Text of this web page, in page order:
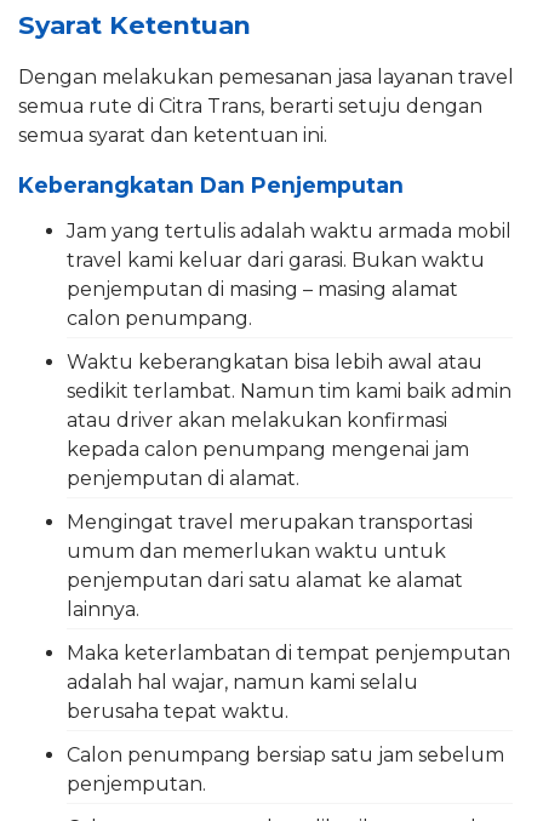
Syarat Ketentuan
Dengan melakukan pemesanan jasa layanan travel
semua rute di Citra Trans, berarti setuju dengan
semua syarat dan ketentuan ini.
Keberangkatan Dan Penjemputan
Jam yang tertulis adalah waktu armada mobil
travel kami keluar dari garasi. Bukan waktu
penjemputan di masing – masing alamat
calon penumpang.
Waktu keberangkatan bisa lebih awal atau
sedikit terlambat. Namun tim kami baik admin
atau driver akan melakukan konfirmasi
kepada calon penumpang mengenai jam
penjemputan di alamat.
Mengingat travel merupakan transportasi
umum dan memerlukan waktu untuk
penjemputan dari satu alamat ke alamat
lainnya.
Maka keterlambatan di tempat penjemputan
adalah hal wajar, namun kami selalu
berusaha tepat waktu.
Calon penumpang bersiap satu jam sebelum
penjemputan.